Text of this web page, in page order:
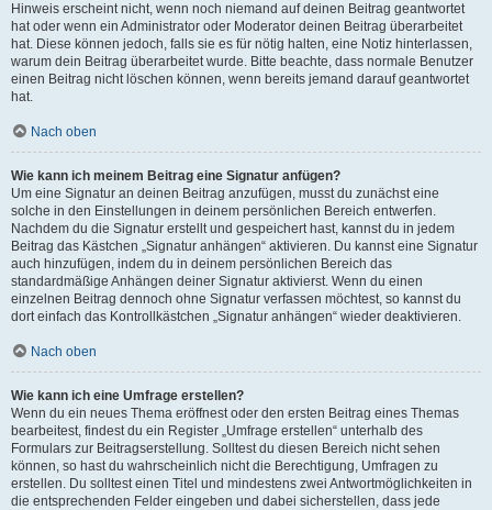
Hinweis erscheint nicht, wenn noch niemand auf deinen Beitrag geantwortet
hat oder wenn ein Administrator oder Moderator deinen Beitrag überarbeitet
hat. Diese können jedoch, falls sie es für nötig halten, eine Notiz hinterlassen,
warum dein Beitrag überarbeitet wurde. Bitte beachte, dass normale Benutzer
einen Beitrag nicht löschen können, wenn bereits jemand darauf geantwortet
hat.
Nach oben
Wie kann ich meinem Beitrag eine Signatur anfügen?
Um eine Signatur an deinen Beitrag anzufügen, musst du zunächst eine
solche in den Einstellungen in deinem persönlichen Bereich entwerfen.
Nachdem du die Signatur erstellt und gespeichert hast, kannst du in jedem
Beitrag das Kästchen „Signatur anhängen“ aktivieren. Du kannst eine Signatur
auch hinzufügen, indem du in deinem persönlichen Bereich das
standardmäßige Anhängen deiner Signatur aktivierst. Wenn du einen
einzelnen Beitrag dennoch ohne Signatur verfassen möchtest, so kannst du
dort einfach das Kontrollkästchen „Signatur anhängen“ wieder deaktivieren.
Nach oben
Wie kann ich eine Umfrage erstellen?
Wenn du ein neues Thema eröffnest oder den ersten Beitrag eines Themas
bearbeitest, findest du ein Register „Umfrage erstellen“ unterhalb des
Formulars zur Beitragserstellung. Solltest du diesen Bereich nicht sehen
können, so hast du wahrscheinlich nicht die Berechtigung, Umfragen zu
erstellen. Du solltest einen Titel und mindestens zwei Antwortmöglichkeiten in
die entsprechenden Felder eingeben und dabei sicherstellen, dass jede